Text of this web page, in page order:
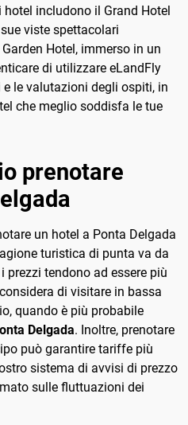
includono il Grand Hotel
viste spettacolari
Hotel, immerso in un
di utilizzare eLandFly
le valutazioni degli ospiti, in
che meglio soddisfa le tue
prenotare
un hotel a Ponta Delgada
turistica di punta va da
prezzi tendono ad essere più
di visitare in bassa
quando è più probabile
Delgada. Inoltre, prenotare
può garantire tariffe più
sistema di avvisi di prezzo
sulle fluttuazioni dei